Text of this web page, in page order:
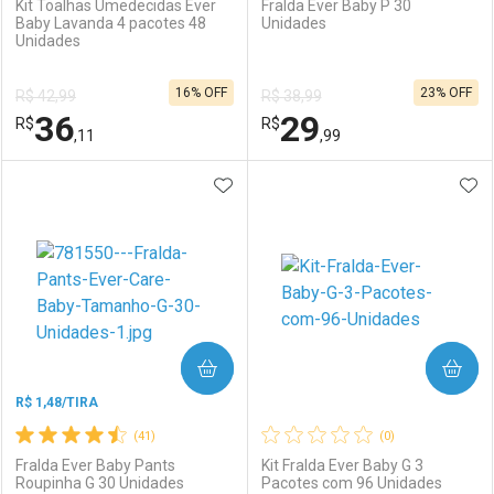
Comprar sem Desconto
Por R$ 34,03/cada
Comprar sem Desconto
Por R$ 34,03/cada
Comprar sem Desconto
Por R$ 7,19/cada
Comprar sem Desconto
Por R$ 7,19/cada
Kit Toalhas Umedecidas Ever
Baby Lavanda 4 pacotes 48
Unidades
R$ 42,99
R$36,11
16% OFF
Laboratório
Por Menos
Fralda Ever Baby P 30
Unidades
R$ 38,99
R$29,99
23% OFF
Laboratório
Por Menos
(41)
R$ 1,48/TIRA
Fralda Ever Baby Pants
Roupinha G 30 Unidades
ADICIONAR AOS FAVORITOS
COMPRAR
(0)
Kit Fralda Ever Baby G 3
Pacotes com 96 Unidades
COMPRAR